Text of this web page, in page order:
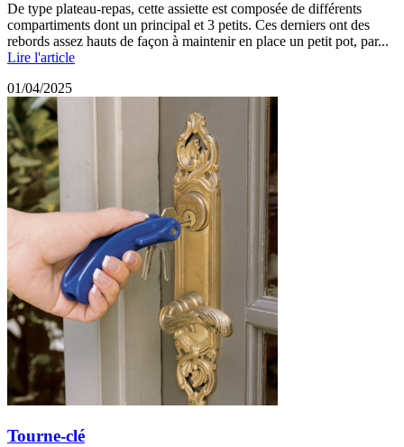
De type plateau-repas, cette assiette est composée de différents
compartiments dont un principal et 3 petits. Ces derniers ont des
rebords assez hauts de façon à maintenir en place un petit pot, par...
Lire l'article
01/04/2025
Tourne-clé